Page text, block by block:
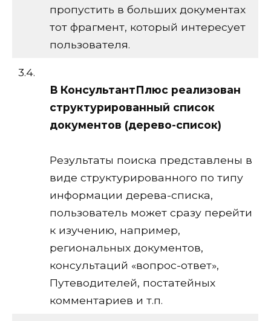
пропустить в больших документах
тот фрагмент, который интересует
пользователя.
3.4.
В КонсультантПлюс реализован
структурированный список
документов (дерево-список)
Результаты поиска представлены в
виде структурированного по типу
информации дерева-списка,
пользователь может сразу перейти
к изучению, например,
региональных документов,
консультаций «вопрос-ответ»,
Путеводителей, постатейных
комментариев и т.п.